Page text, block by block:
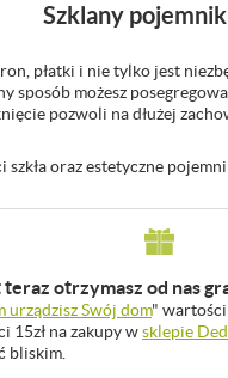
Szklany
płatki i nie tylko jest
sposób możesz
pozwoli na dłużej
oraz estetyczne
otrzymasz od nas
urządzisz Swój dom" wartości
15zł na zakupy wsklepie
bliskim.